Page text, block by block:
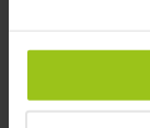
Hvis du
tage